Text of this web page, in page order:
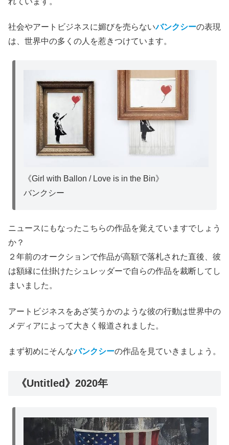
社会やアートビジネスに媚びを売らないバンクシーの表現
は、世界中の多くの人を惹きつけています。
《Girl with Ballon / Love is in the Bin》
バンクシー
ニュースにもなったこちらの作品を覚えていますでしょう
か？
２年前のオークションで作品が高額で落札された直後、彼
は額縁に仕掛けたシュレッダーで自らの作品を裁断してし
まいました。
アートビジネスをあざ笑うかのような彼の行動は世界中の
メディアによって大きく報道されました。
まず初めにそんなバンクシーの作品を見ていきましょう。
《Untitled》2020年